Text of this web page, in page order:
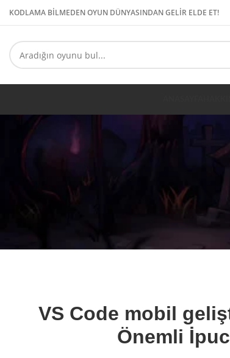
KODLAMA BİLMEDEN OYUN DÜNYASINDAN GELİR ELDE ET!
VS Code mobil
Önemli